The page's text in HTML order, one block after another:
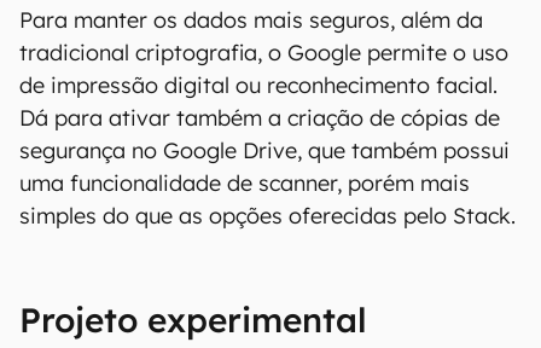
Para manter os dados mais seguros, além da
tradicional criptografia, o Google permite o uso
de impressão digital ou reconhecimento facial.
Dá para ativar também a criação de cópias de
segurança no Google Drive, que também possui
uma funcionalidade de scanner, porém mais
simples do que as opções oferecidas pelo Stack.
Projeto experimental